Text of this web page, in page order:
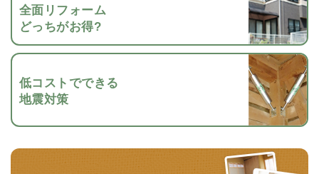
全面リフォーム
どっちがお得?
低コストでできる
地震対策